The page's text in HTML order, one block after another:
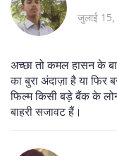
जुलाई
अच्छा तो कमल हासन के
का बुरा अंदाज़ा है या फिर
फिल्म किसी बड़े बैंक के
बाहरी सजावट हैं।